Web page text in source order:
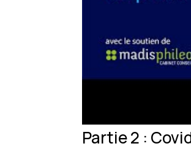
Partie 2 :